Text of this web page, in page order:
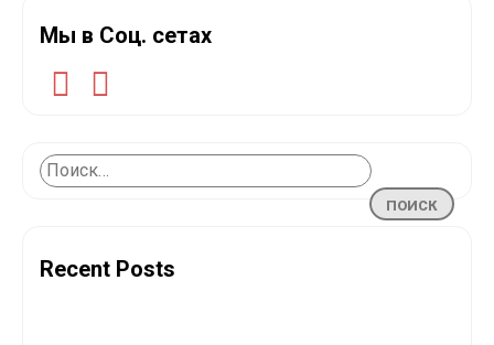
Мы в Соц. сетах
Recent Posts